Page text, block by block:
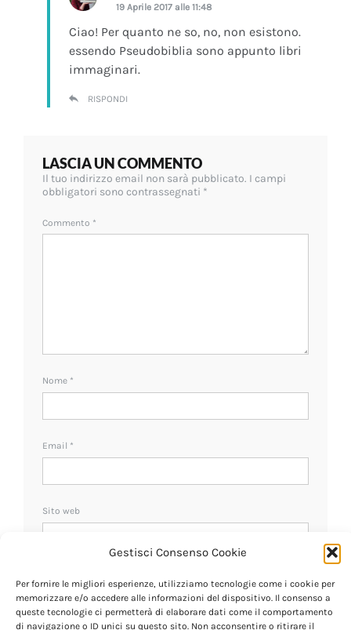
Gestisci Consenso Cookie
Per fornire le migliori esperienze, utilizziamo tecnologie come i cookie per
memorizzare e/o accedere alle informazioni del dispositivo. Il consenso a
queste tecnologie ci permetterà di elaborare dati come il comportamento
di navigazione o ID unici su questo sito. Non acconsentire o ritirare il
19 Aprile 2017 alle 11:48
Ciao! Per quanto ne so, no, non esistono.
essendo Pseudobiblia sono appunto libri
immaginari.
RISPONDI
LASCIA UN COMMENTO
Il tuo indirizzo email non sarà pubblicato. I campi
obbligatori sono contrassegnati *
Commento *
Nome *
Email *
Sito web